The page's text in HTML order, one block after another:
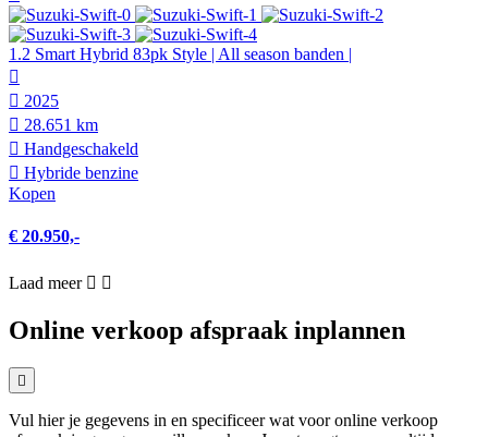
1.2 Smart Hybrid 83pk Style | All season banden |
2025
28.651 km
Hand­geschakeld
Hybride benzine
Kopen
€ 20.950,-
Laad meer
Online verkoop afspraak inplannen
Vul hier je gegevens in en specificeer wat voor online verkoop